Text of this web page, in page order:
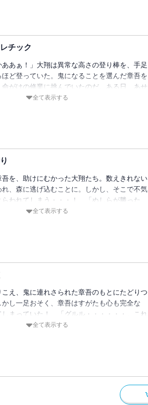
チック
ああぁ！」大翔は異常な高さの登り棒を、手足
ど登っていた。鬼になることを選んだ章吾を
命がけの修業に挑んでいたのだ。ある日、あせ
れた修業を始めてしまい・・・？ いっぽう章
全て表示する
吾を、助けにむかった大翔たち。数えきれない
、森に逃げ込むことに。しかし、そこで不気
らわれてしまう・・・！ 「ぬしらが勝った
やろう」大翔たちは又鬼と、命を賭けたおぞま
全て表示する
え、鬼に連れさられた章吾のもとにたどりつ
し一足おそく、章吾はすがたも心も完全な
しまっていた！ 「グルル・・・・・・。これ
記憶を持たない黒鬼は、ようしゃなく大翔に喰
全て表示する